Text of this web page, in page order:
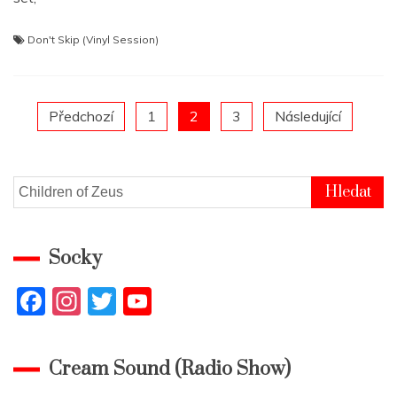
Don't Skip (Vinyl Session)
Posts
pagination
Předchozí 1 2 3 Následující
Vyhledávání
Socky
F
c
e
In
a
gr
T
itt
er
u
T
Cream Sound (Radio Show)